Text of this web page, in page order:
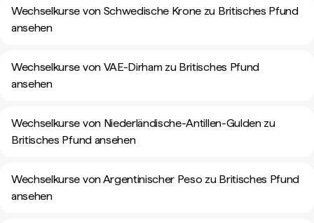
Wechselkurse von Schwedische Krone zu Britisches Pfund
ansehen
Wechselkurse von VAE-Dirham zu Britisches Pfund
ansehen
Wechselkurse von Niederländische-Antillen-Gulden zu
Britisches Pfund ansehen
Wechselkurse von Argentinischer Peso zu Britisches Pfund
ansehen